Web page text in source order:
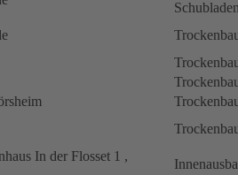
In der Flosset 1 ,